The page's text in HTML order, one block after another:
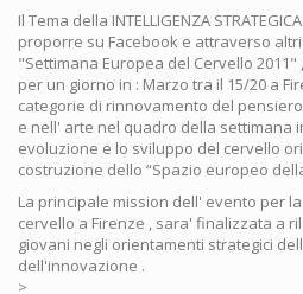
Il Tema della INTELLIGENZA
proporre su Facebook e attraverso
"Settimana Europea del Cervello
per un giorno in : Marzo tra il 15/20 a
categorie di rinnovamento del
e nell' arte nel quadro della settimana
evoluzione e lo sviluppo del cervello
costruzione dello “Spazio europeo
La principale mission dell' evento per
cervello a Firenze , sara' finalizzata a
giovani negli orientamenti strategici
dell'innovazione .
>